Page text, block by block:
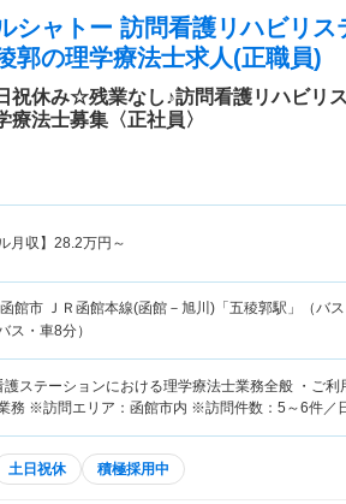
シャトー 訪問看護リハビリス
郭の理学療法士求人(正職員)
祝休み☆残業なし♪訪問看護リハビリ
法士募集〈正社員〉
月収】 28.2万円～
館市 ＪＲ函館本線(函館－旭川)「五稜郭駅」（バ
ス・車8分）
護ステーションにおける理学療法士業務全般 ・ご
務 ※訪問エリア：函館市内 ※訪問件数：5～6件／
土日祝休 積極採用中